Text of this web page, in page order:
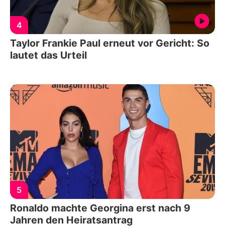
4
Taylor Frankie Paul erneut vor Gericht: So
lautet das Urteil
5
Ronaldo machte Georgina erst nach 9
Jahren den Heiratsantrag